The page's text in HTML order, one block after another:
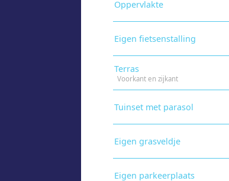
Oppervlakte
Eigen fietsenstalling
Terras
Voorkant en zijkant
Tuinset met parasol
Eigen grasveldje
Eigen parkeerplaats